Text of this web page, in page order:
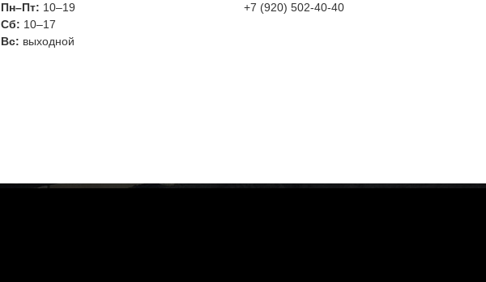
Пн–Пт: 10–19
Сб: 10–17
Вс: выходной
+7 (920) 502-40-40